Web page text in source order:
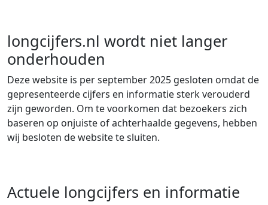
longcijfers.nl wordt niet langer
onderhouden
Deze website is per september 2025 gesloten omdat de
gepresenteerde cijfers en informatie sterk verouderd
zijn geworden. Om te voorkomen dat bezoekers zich
baseren op onjuiste of achterhaalde gegevens, hebben
wij besloten de website te sluiten.
Actuele longcijfers en informatie